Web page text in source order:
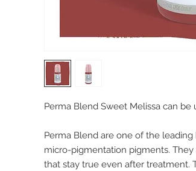
Perma Blend Sweet Melissa can
Perma Blend are one of the
micro-pigmentation pigments.
that stay true even after treatment.